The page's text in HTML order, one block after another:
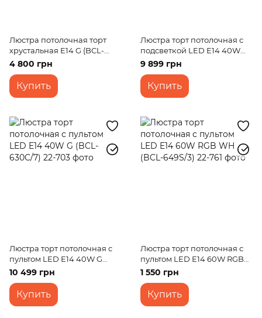
Люстра потолочная торт
хрустальная E14 G (BCL-
449C/4)
4 800 грн
Купить
Люстра торт потолочная с
подсветкой LED E14 40W
Glass (BCL-612C/3)
9 899 грн
Купить
Люстра торт потолочная с
пультом LED E14 40W G
(BCL-630C/7)
10 499 грн
Купить
Люстра торт потолочная с
пультом LED E14 60W RGB
WH (BCL-649S/3)
1 550 грн
Купить